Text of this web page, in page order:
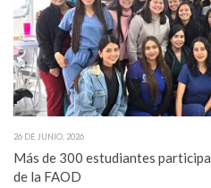
26 DE JUNIO, 2026
Más de 300 estudiantes
de la FAOD